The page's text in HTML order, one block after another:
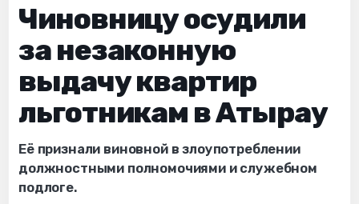
Чиновницу осудили
за незаконную
выдачу квартир
льготникам в Атырау
Её признали виновной в злоупотреблении
должностными полномочиями и служебном
подлоге.